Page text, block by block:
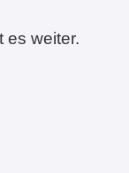
es weiter.